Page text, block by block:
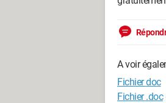
A voir
Fichier doc
Fichier .doc